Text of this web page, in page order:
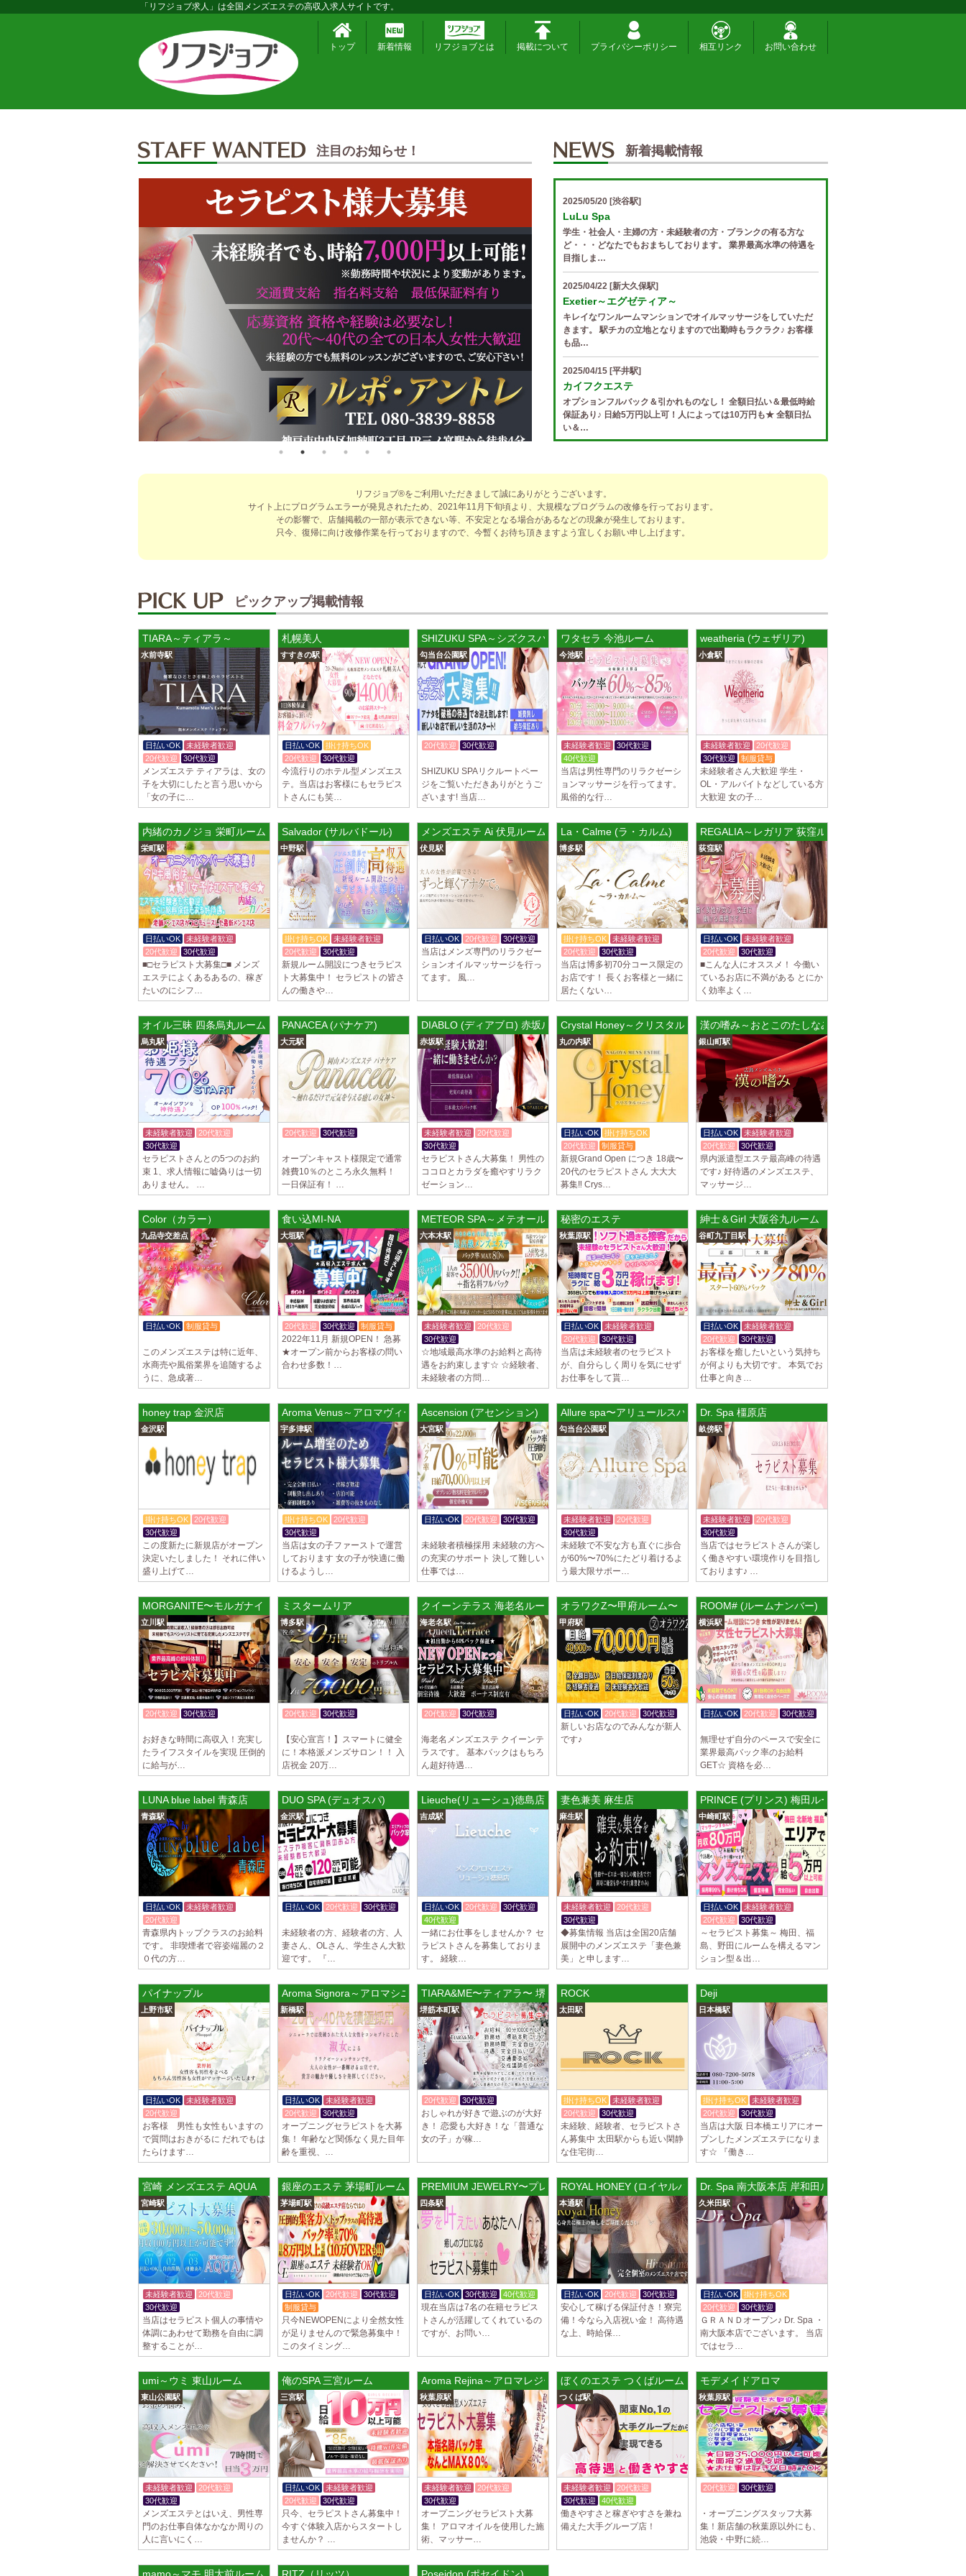
「リフジョブ求人」は全国メンズエステの高収入求人サイトです。
トップ 新着情報 リフジョブとは 掲載について プライバシーポリシー 相互リンク お問い合わせ
注目のお知らせ！ 新着掲載情報
2025/05/20[渋谷駅]
LuLu Spa
学生・社会人・主婦の方・未経験者の方・ブランクの有る方な
ど・・・どなたでもおまちしております。 業界最高水準の待遇を
目指しま…
2025/04/22[新大久保駅]
Exetier～エグゼティア～
キレイなワンルームマンションでオイルマッサージをしていただ
きます。 駅チカの立地となりますので出勤時もラクラク♪ お客様
も品…
2025/04/15[平井駅]
カイフクエステ
オプションフルバック＆引かれものなし！ 全額日払い＆最低時給
保証あり♪ 日給5万円以上可！人によっては10万円も★ 全額日払
い＆…
適なお仕事をサポートする待遇をそろえております！ 雑費等、経
費負…
2025/04/14 [春日井駅]
sirena (シレーナ) 錦ルーム
制服あり、ノルマ、罰金なし 高額報酬が稼げるだけでなく、高待
遇や手厚い福利厚生を完備しております！ぜひご活用ください♪
指名…
2025/04/09[藤が丘駅]
sirena (シレーナ) 名東ルーム
制服あり、ノルマ、罰金なし 高額報酬が稼げるだけでなく、高待
遇や手厚い福利厚生を完備しております！ぜひご活用ください♪
指名…
2025/04/08
Cat’s (キャッツ)
18歳以上（高校生不可） オープンニングセラピストさん大募集！
営業時間内でいつでも可能。 交通費支給あり 一緒に働いてくだ
さ…
2025/04/05[日本橋駅]
Aroma de Banana (あろばな)
オープンにつきセラピスト大募集！！ 求人探しに苦労されている
貴方様に朗報です！ 当店では講習制度を徹底しています。 セクハ
ラ…
2025/04/04[吉祥寺駅]
LoveCHU (ラブチュ) 吉祥寺ルーム
やる気のあるセラピスト大募集！ 「本気で稼ぎたい！」「もっと
ます…
2025/04/04[渋谷駅]
LoveCHU (ラブチュ) 渋谷ルーム
やる気のあるセラピスト大募集！ 「本気で稼ぎたい！」「もっと
人気セラピストになりたい！」 そんなあなたを全力でサポートし
2025/04/02[千歳烏山駅]
LoveCHU (ラブチュ) 千歳烏山ルーム
やる気のあるセラピスト大募集！ 「本気で稼ぎたい！」「もっと
人気セラピストになりたい！」 そんなあなたを全力でサポートし
ます…
2025/03/31[八王子駅]
Diamond～ダイヤモンド～
只今NEW OPENにつきセラピストが不足しています！ 今後も新規
出店が続くため、一緒に働いてくれるセラピストを大募集しま
す！ 女性…
2025/03/29[自由が丘駅]
LIVSPA (リブスパ) 自由が丘ルーム
当店の募集は嘘偽り等なく、記載通りにしっかりお給料をお支払
いさせていただきます。 とても働きやすいお店作りを心がけてお
ります…
2025/03/29[川崎駅]
LIVSPA (リブスパ) 川崎ルーム
当店の募集は嘘偽り等なく、記載通りにしっかりお給料をお支払
いさせていただきます。 とても働きやすいお店作りを心がけてお
ります…
2025/03/29[蒲田駅]
LIVSPA (リブスパ) 蒲田ルーム
当店の募集は嘘偽り等なく、記載通りにしっかりお給料をお支払
いさせていただきます。 とても働きやすいお店作りを心がけてお
ります…
2025/03/28[恵比寿駅]
大人の隠れ家 恵比寿ルーム
る講習時のセクハラを撲滅するために女店長または在籍セラピス
トが講…
2025/03/28[渋谷駅]
大人の隠れ家 渋谷ルーム
初めまして、大人の隠れ家の女店長です。 当店では業界の闇であ
る講習時のセクハラを撲滅するために女店長または在籍セラピス
トが講…
2025/03/28[亀有駅]
aroma Angel
セラピストさんを大募集しております 完全歩合で50%〜60%以
上！！ 掛け持ちOK、完全個室待機など嬉しい高待遇が盛りだく
2025/03/28[東海学園前駅]
デビルキャット
24時間営業！自由シフトで好きな時間に働ける 未経験者歓迎♪個
室待機でゆっくり自分の好きな事ができます♪ 可愛い制服もご用
意して…
リフジョブ®をご利用いただきまして誠にありがとうございます。
サイト上にプログラムエラーが発見されたため、2021年11月下旬頃より、大規模なプログラムの改修を行っております。
その影響で、店舗掲載の一部が表示できない等、不安定となる場合があるなどの現象が発生しております。
只今、復帰に向け改修作業を行っておりますので、今暫くお待ち頂きますよう宜しくお願い申し上げます。
ピックアップ掲載情報
TIARA～ティアラ～
水前寺駅
日払いOK
未経験者歓迎
20代歓迎
30代歓迎
メンズエステ ティアラは、女の
子を大切にしたと言う思いから
「女の子に…
札幌美人
すすきの駅
日払いOK
掛け持ちOK
20代歓迎
30代歓迎
今流行りのホテル型メンズエス
テ。当店はお客様にもセラピス
トさんにも笑…
SHIZUKU SPA～シズクスパ～
勾当台公園駅
20代歓迎
30代歓迎
SHIZUKU SPAリクルートペー
ジをご覧いただきありがとうご
ざいます! 当店…
ワタセラ 今池ルーム
今池駅
未経験者歓迎
30代歓迎
40代歓迎
当店は男性専門のリラクゼーシ
ョンマッサージを行ってます。
風俗的な行…
weatheria (ウェザリア)
小倉駅
未経験者歓迎
20代歓迎
30代歓迎
制服貸与
未経験者さん大歓迎 学生・
OL・アルバイトなどしている方
大歓迎 女の子…
内緒のカノジョ 栄町ルーム
栄町駅
日払いOK
未経験者歓迎
20代歓迎
30代歓迎
■□セラピスト大募集□■ メンズ
エステによくあるあるの、稼ぎ
たいのにシフ…
Salvador (サルバドール)
中野駅
掛け持ちOK
未経験者歓迎
20代歓迎
30代歓迎
新規ルーム開設につきセラピス
ト大募集中！ セラピストの皆さ
んの働きや…
メンズエステ Ai 伏見ルーム
伏見駅
日払いOK 20代歓迎 30代歓迎
当店はメンズ専門のリラクゼー
ションオイルマッサージを行っ
てます。 風…
La・Calme (ラ・カルム)
博多駅
掛け持ちOK
未経験者歓迎
20代歓迎
30代歓迎
当店は博多初70分コース限定の
お店です！ 長くお客様と一緒に
居たくない…
REGALIA～レガリア 荻窪ルーム
荻窪駅
日払いOK
未経験者歓迎
20代歓迎
30代歓迎
■こんな人にオススメ！ 今働い
ているお店に不満がある とにか
く効率よく…
オイル三昧 四条烏丸ルーム
烏丸駅
未経験者歓迎
20代歓迎
30代歓迎
セラピストさんとの5つのお約
束 1、求人情報に嘘偽りは一切
ありません。 …
PANACEA (パナケア)
大元駅
20代歓迎
30代歓迎
オープンキャスト様限定で通常
雑費10％のところ永久無料！
一日保証有！ …
DIABLO (ディアブロ) 赤坂ルーム
赤坂駅
未経験者歓迎
20代歓迎
30代歓迎
セラピストさん大募集！ 男性の
ココロとカラダを癒やすリラク
ゼーション…
Crystal Honey～クリスタルハニー～ 丸の内ルーム
丸の内駅
日払いOK
掛け持ちOK
20代歓迎
制服貸与
新規Grand Open につき 18歳〜
20代のセラピストさん 大大大
募集‼️ Crys…
漢の嗜み～おとこのたしなみ～
銀山町駅
日払いOK
未経験者歓迎
20代歓迎
30代歓迎
県内派遣型エステ最高峰の待遇
です♪ 好待遇のメンズエステ、
マッサージ…
Color（カラー）
九品寺交差点
日払いOK
制服貸与
このメンズエステは特に近年、
水商売や風俗業界を追随するよ
うに、急成著…
食い込MI-NA
大垣駅
20代歓迎 30代歓迎 制服貸与
2022年11月 新規OPEN！ 急募
★オープン前からお客様の問い
合わせ多数！…
METEOR SPA～メテオールスパ
六本木駅
未経験者歓迎
20代歓迎
30代歓迎
☆地域最高水準のお給料と高待
遇をお約束します☆ ☆経験者、
未経験者の方問…
秘密のエステ
秋葉原駅
日払いOK
未経験者歓迎
20代歓迎
30代歓迎
当店は未経験者のセラピスト
が、自分らしく周りを気にせず
お仕事をして貰…
紳士＆Girl 大阪谷九ルーム
谷町九丁目駅
日払いOK
未経験者歓迎
20代歓迎
30代歓迎
お客様を癒したいという気持ち
が何よりも大切です。 本気でお
仕事と向き…
honey trap 金沢店
金沢駅
掛け持ちOK
20代歓迎
30代歓迎
この度新たに新規店がオープン
決定いたしました！ それに伴い
盛り上げて…
Aroma Venus～アロマヴィーナス～
宇多津駅
掛け持ちOK
20代歓迎
30代歓迎
当店は女の子ファーストで運営
しております 女の子が快適に働
けるようし…
Ascension (アセンション)
大宮駅
日払いOK 20代歓迎
30代歓迎
未経験者積極採用 未経験の方へ
の充実のサポート 決して難しい
仕事では…
Allure spa〜アリュールスパ 春日町ルーム
勾当台公園駅
未経験者歓迎
20代歓迎
30代歓迎
未経験で不安な方も直ぐに歩合
が60%〜70%にたどり着けるよ
う最大限サポー…
Dr. Spa 橿原店
畝傍駅
未経験者歓迎
20代歓迎
30代歓迎
当店ではセラピストさんが楽し
く働きやすい環境作りを目指し
ております♪ …
MORGANITE〜モルガナイト〜
立川駅
20代歓迎
30代歓迎
お好きな時間に高収入！充実し
たライフスタイルを実現 圧倒的
に給与が…
ミスタームリア
博多駅
20代歓迎
30代歓迎
【安心宣言！】スマートに健全
に！本格派メンズサロン！！ 入
店祝金 20万…
クイーンテラス 海老名ルーム
海老名駅
20代歓迎
30代歓迎
海老名メンズエステ クイーンテ
ラスです。 基本バックはもちろ
ん超好待遇…
オラワクZ〜甲府ルーム〜
甲府駅
日払いOK 20代歓迎 30代歓迎
新しいお店なのでみんなが新人
です♪
ROOM# (ルームナンバー)
横浜駅
日払いOK 20代歓迎
30代歓迎
無理せず自分のペースで安全に
業界最高バック率のお給料
GET☆ 資格を必…
LUNA blue label 青森店
青森駅
日払いOK
未経験者歓迎
20代歓迎
青森県内トップクラスのお給料
です。 非喫煙者で容姿端麗の２
０代の方…
DUO SPA (デュオスパ)
金沢駅
日払いOK 20代歓迎
30代歓迎
未経験者の方、経験者の方、人
妻さん、OLさん、学生さん大歓
迎です。 『…
Lieuche(リューシュ)徳島店
吉成駅
日払いOK 20代歓迎
30代歓迎
40代歓迎
一緒にお仕事をしませんか？ セ
ラピストさんを募集しておりま
す。 経験…
妻色兼美 麻生店
麻生駅
未経験者歓迎
20代歓迎
30代歓迎
◆募集情報 当店は全国20店舗
展開中のメンズエステ「妻色兼
美」と申します…
PRINCE (プリンス) 梅田ルーム
中崎町駅
日払いOK
未経験者歓迎
20代歓迎
30代歓迎
～セラピスト募集～ 梅田、福
島、野田にルームを構えるマン
ション型＆出…
パイナップル
上野市駅
日払いOK
未経験者歓迎
20代歓迎
お客様 男性も女性もいますの
で質問はおきがるに だれでもは
たらけます…
Aroma Signora～アロマシニョーラ～ 新橋ルーム
新橋駅
日払いOK
未経験者歓迎
20代歓迎
30代歓迎
オープニングセラピストを大募
集！ 年齢など関係なく見た目年
齢を重視、…
TIARA&ME〜ティアラ〜 堺筋本町ルーム
堺筋本町駅
20代歓迎 30代歓迎
おしゃれが好きで遊ぶのが大好
き！ 恋愛も大好き！な「普通な
女の子」が稼…
ROCK
太田駅
掛け持ちOK
未経験者歓迎
20代歓迎
30代歓迎
未経験、経験者、セラピストさ
ん募集中 太田駅からも近い閑静
な住宅街…
Deji
日本橋駅
掛け持ちOK
未経験者歓迎
20代歓迎
30代歓迎
当店は大阪 日本橋エリアにオー
プンしたメンズエステになりま
す☆ 『働き…
宮崎 メンズエステ AQUA
宮崎駅
未経験者歓迎
20代歓迎
30代歓迎
当店はセラピスト個人の事情や
体調にあわせて勤務を自由に調
整することが…
銀座のエステ 茅場町ルーム
茅場町駅
日払いOK 20代歓迎
30代歓迎
制服貸与
只今NEWOPENにより全然女性
が足りませんので緊急募集中！
このタイミング…
PREMIUM JEWELRY〜プレミアムジュエリー〜
四条駅
日払いOK 30代歓迎 40代歓迎
現在当店は7名の在籍セラピス
トさんが活躍してくれているの
ですが、お問い…
ROYAL HONEY (ロイヤルハニー)
本通駅
日払いOK 20代歓迎 30代歓迎
安心して稼げる保証付き！寮完
備！今なら入店祝い金！ 高待遇
な上、時給保…
Dr. Spa 南大阪本店 岸和田ルーム
久米田駅
日払いOK
掛け持ちOK
20代歓迎
30代歓迎
ＧＲＡＮＤオープン♪ Dr. Spa ・
南大阪本店でございます。 当店
ではセラ…
umi～ウミ 東山ルーム
東山公園駅
未経験者歓迎
20代歓迎
30代歓迎
メンズエステとはいえ、男性専
門のお仕事自体なかなか周りの
人に言いにく…
俺のSPA 三宮ルーム
三宮駅
日払いOK
未経験者歓迎
20代歓迎
30代歓迎
只今、セラピストさん募集中！
今すぐ体験入店からスタートし
ませんか？ …
Aroma Rejina～アロマレジーナ
秋葉原駅
未経験者歓迎
20代歓迎
30代歓迎
オープニングセラピスト大募
集！ アロマオイルを使用した施
術、マッサー…
ぼくのエステ つくばルーム
つくば駅
未経験者歓迎
20代歓迎
30代歓迎
40代歓迎
働きやすさと稼ぎやすさを兼ね
備えた大手グループ店！
モデメイドアロマ
秋葉原駅
20代歓迎
30代歓迎
・オープニングスタッフ大募
集！新店舗の秋葉原以外にも、
池袋・中野に続…